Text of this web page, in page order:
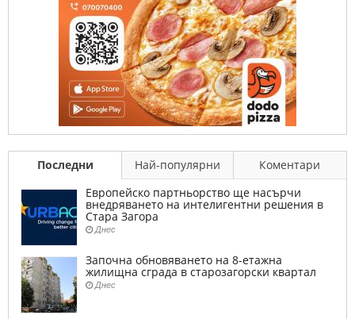
Последни Най-популярни
Коментари
Европейско партньорство ще насърчи
внедряването на интелигентни решения в
Стара Загора
Днес
Започна обновяването на 8-етажна
жилищна сграда в старозагорски квартал
Днес